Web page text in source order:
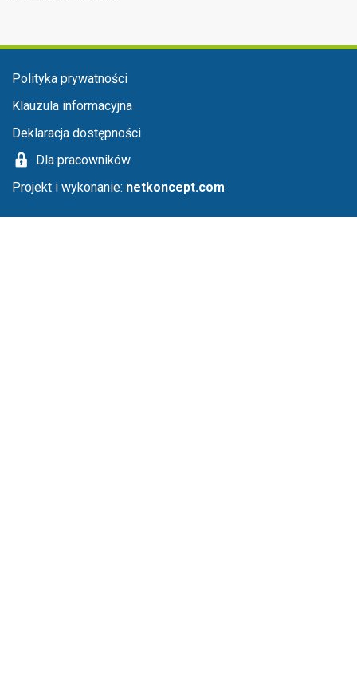
Menu stopka
Polityka prywatności
Klauzula informacyjna
Deklaracja dostępności
Dla pracowników
Projekt i wykonanie: netkoncept.com